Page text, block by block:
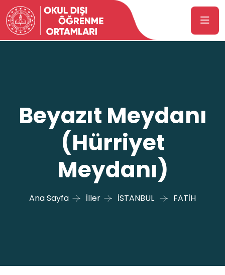
Beyazıt Meydanı
(Hürriyet
Meydanı)
Ana Sayfa İller İSTANBUL FATİH